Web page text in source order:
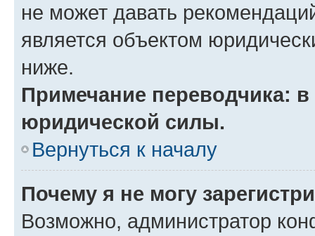
не может давать
является объектом
ниже.
Примечание переводчика:
юридической силы.
Вернуться к началу
Почему я не могу
Возможно, администратор